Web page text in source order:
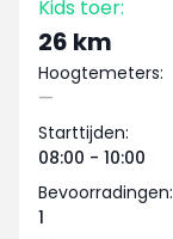
Kids toer:
26 km
Hoogtemeters:
—
Starttijden:
08:00 - 10:00
Bevoorradingen:
1